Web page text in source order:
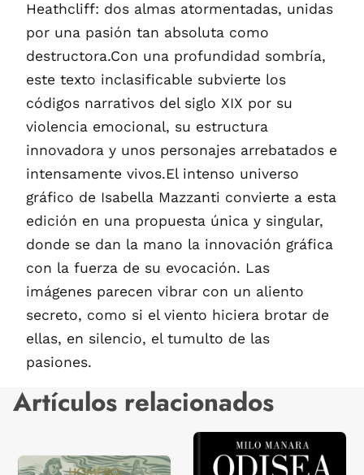
Heathcliff: dos almas atormentadas, unidas
por una pasión tan absoluta como
destructora.Con una profundidad sombría,
este texto inclasificable subvierte los
códigos narrativos del siglo XIX por su
violencia emocional, su estructura
innovadora y unos personajes arrebatados e
intensamente vivos.El intenso universo
gráfico de Isabella Mazzanti convierte a esta
edición en una propuesta única y singular,
donde se dan la mano la innovación gráfica
con la fuerza de su evocación. Las
imágenes parecen vibrar con un aliento
secreto, como si el viento hiciera brotar de
ellas, en silencio, el tumulto de las
pasiones.
Artículos relacionados